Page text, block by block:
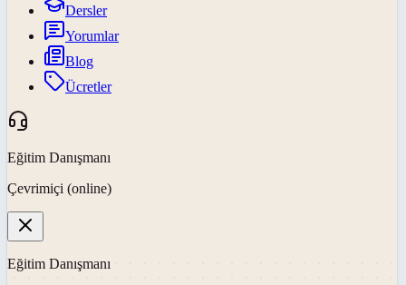
Dersler
Yorumlar
Blog
Ücretler
Eğitim Danışmanı
Çevrimiçi (online)
Eğitim Danışmanı